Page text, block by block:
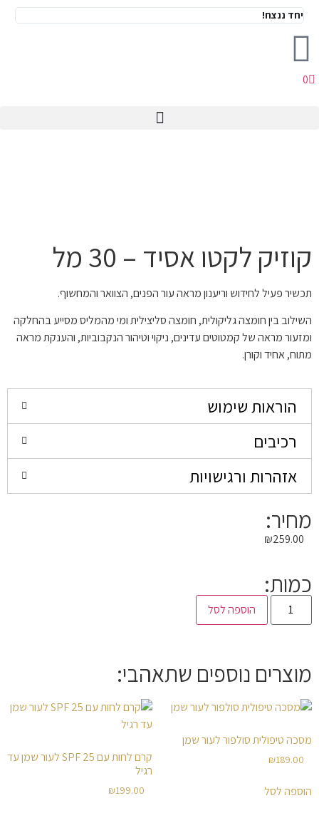
יחד ננצח!
0
קוזיק לקטו אסיד – 30 מל
תכשיר פעיל לחידוש וריענון מראה עור הפנים, הצוואר והמחשוף.
השילוב בין חומצה גליקולית, חומצה סליצילית ומי מהמליס מסייע בהחלקה
ומזעור מראה של קמטוטים עדינים, ניקוי וטיהור הנקבוביות, והענקת מראה
מתוח, אחיד וקורן.
הוראות שימוש
רכיבים
אזהרות ורגישויות
מחיר:
₪259.00
כמות:
הוספה לסל
מוצרים נוספים שתאהבי:
מסכה טיפולית סולפור לעור שמן
₪189.00
הוספה לסל
קרם לחות עם 25 SPF לעור שמן עד
רגיל
₪199.00